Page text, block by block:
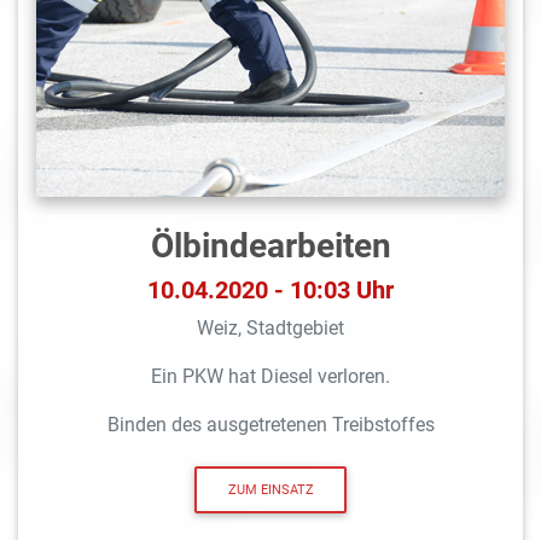
Ölbindearbeiten
10.04.2020 - 10:03 Uhr
Weiz, Stadtgebiet
Ein PKW hat Diesel verloren.
Binden des ausgetretenen Treibstoffes
ZUM EINSATZ